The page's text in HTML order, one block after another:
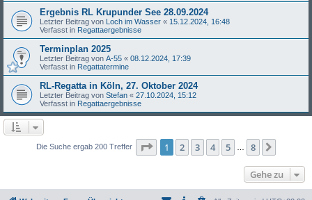
Ergebnis RL Krupunder See 28.09.2024
Letzter Beitrag von Loch im Wasser « 15.12.2024, 16:48
Verfasst in Regattaergebnisse
Terminplan 2025
Letzter Beitrag von A-55 « 08.12.2024, 17:39
Verfasst in Regattatermine
RL-Regatta in Köln, 27. Oktober 2024
Letzter Beitrag von Stefan « 27.10.2024, 15:12
Verfasst in Regattaergebnisse
Die Suche ergab 200 Treffer Seite 1von
1 2 3 4 5 8
Gehe zu